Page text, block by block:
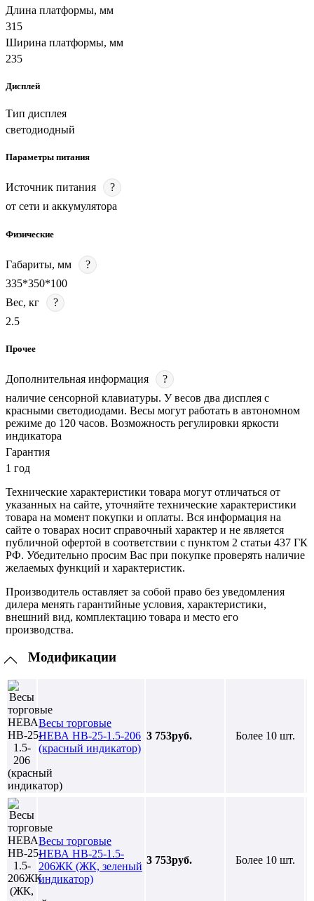
Длина платформы, мм
315
Ширина платформы, мм
235
Дисплей
Тип дисплея
светодиодный
Параметры питания
Источник питания
?
от сети и аккумулятора
Физические
Габариты, мм
?
335*350*100
Вес, кг
?
2.5
Прочее
Дополнительная информация
?
наличие сенсорной клавиатуры. У весов два дисплея с
красными светодиодами. Весы могут работать в автономном
режиме до 120 часов. Возможность регулировки яркости
индикатора
Гарантия
1 год
Технические характеристики товара могут отличаться от
указанных на сайте, уточняйте технические характеристики
товара на момент покупки и оплаты. Вся информация на
сайте о товарах носит справочный характер и не является
публичной офертой в соответствии с пунктом 2 статьи 437 ГК
РФ. Убедительно просим Вас при покупке проверять наличие
желаемых функций и характеристик.
Производитель оставляет за собой право без уведомления
дилера менять гарантийные условия, характеристики,
внешний вид, комплектацию товара и место его
производства.
Модификации
Весы торговые
НЕВА НВ-25-1.5-206
(красный индикатор)
3 753руб. Более 10 шт.
Весы торговые
НЕВА НВ-25-1.5-
206ЖК (ЖК, зеленый
индикатор)
3 753руб. Более 10 шт.